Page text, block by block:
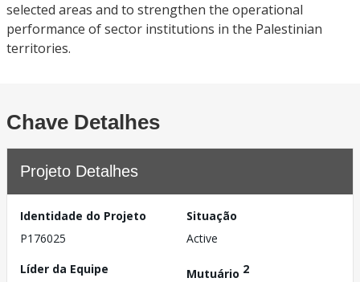
selected areas and to strengthen the operational
performance of sector institutions in the Palestinian
territories.
Chave Detalhes
Projeto Detalhes
Identidade do Projeto
P176025
Situação
Active
Líder da Equipe
Mutuário 2